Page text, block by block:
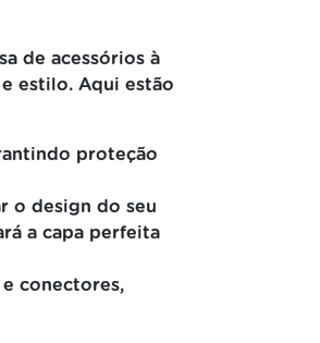
de acessórios à
estilo. Aqui estão
proteção
o design do seu
a capa perfeita
e conectores,